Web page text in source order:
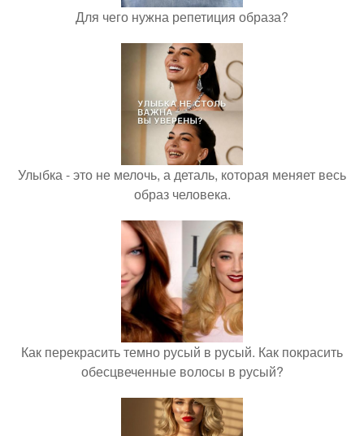
Для чего нужна репетиция образа?
Улыбка - это не мелочь, а деталь, которая меняет весь
образ человека.
Как перекрасить темно русый в русый. Как покрасить
обесцвеченные волосы в русый?